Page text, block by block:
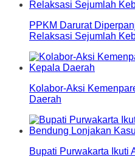
PPKM Darurat
Relaksasi Sejumlah
Kolabor-Aksi
Daerah
Bupati Purwakarta Ikuti